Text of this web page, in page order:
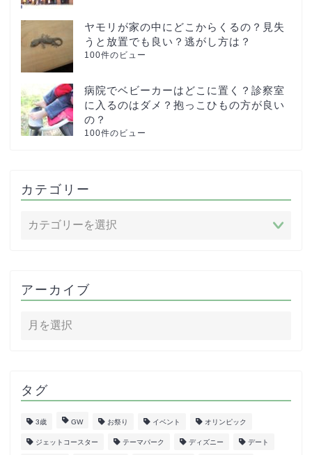
ヤモリが家の中にどこからくるの？見失
うと放置でも良い？逃がし方は？
100件のビュー
病院でベビーカーはどこに置く？診察室
に入るのはダメ？抱っこひもの方が良い
の？
100件のビュー
カテゴリー
アーカイブ
タグ
3歳 GW お祭り イベント オリンピック
ジェットコースター テーマパーク ディズニー デート